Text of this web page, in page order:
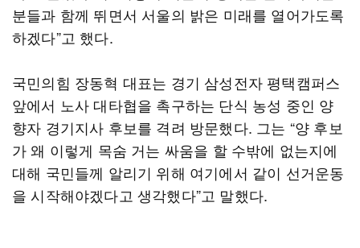
분들과 함께 뛰면서 서울의 밝은 미래를 열어가도록
하겠다”고 했다.
국민의힘 장동혁 대표는 경기 삼성전자 평택캠퍼스
앞에서 노사 대타협을 촉구하는 단식 농성 중인 양
향자 경기지사 후보를 격려 방문했다. 그는 “양 후보
가 왜 이렇게 목숨 거는 싸움을 할 수밖에 없는지에
대해 국민들께 알리기 위해 여기에서 같이 선거운동
을 시작해야겠다고 생각했다”고 말했다.